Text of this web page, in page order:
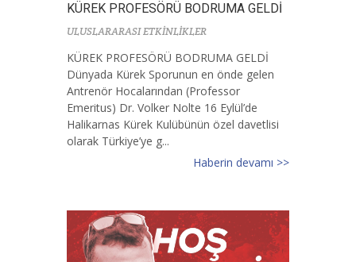
KÜREK PROFESÖRÜ BODRUMA GELDİ
ULUSLARARASI ETKİNLİKLER
KÜREK PROFESÖRÜ BODRUMA GELDİ
Dünyada Kürek Sporunun en önde gelen
Antrenör Hocalarından (Professor
Emeritus) Dr. Volker Nolte 16 Eylül’de
Halikarnas Kürek Kulübünün özel davetlisi
olarak Türkiye’ye g...
Haberin devamı >>